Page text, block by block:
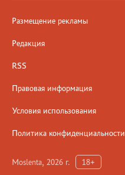
Размещение рекламы
Редакция
RSS
Правовая информация
Условия использования
Политика конфиденциальности
Moslenta, 2026 г. 18+